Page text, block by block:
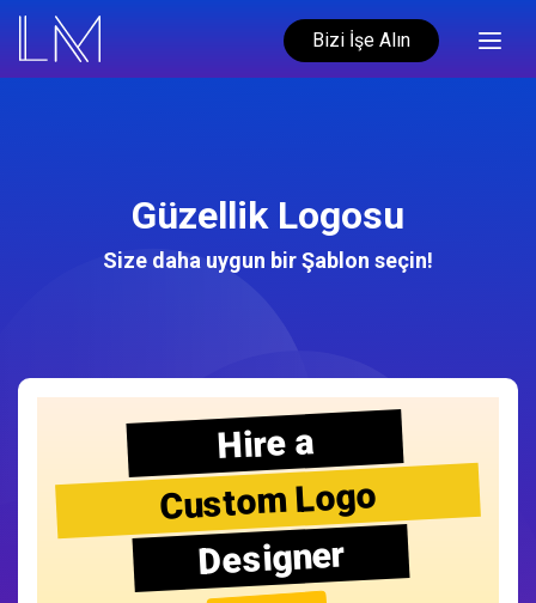
Bizi İşe Alın
Güzellik Logosu
Size daha uygun bir Şablon seçin!
Hire a
Custom Logo
Designer